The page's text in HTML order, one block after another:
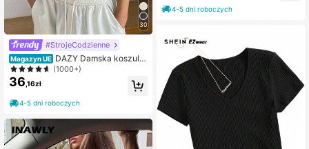
30
#StrojeCodzienne
Magazyn UE DAZY Damska koszulk
a z krótkim rękawem i okrągłym de
koltem w jednolitym kolorze, casual
owa
(1000+)
36 ,16zł
4-5 dni roboczych
ń/lato, idealna na powrót do szkoły,
idealna również na damskie bluzki,
wą itp. Czarna koszulka
4-5 dni roboczych